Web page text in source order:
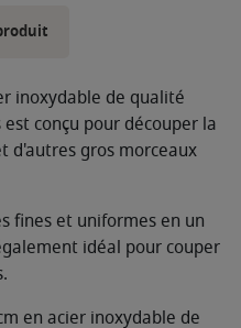
inoxydable de qualité
conçu pour découper la
d'autres gros morceaux
fines et uniformes en un
idéal pour couper
en acier inoxydable de